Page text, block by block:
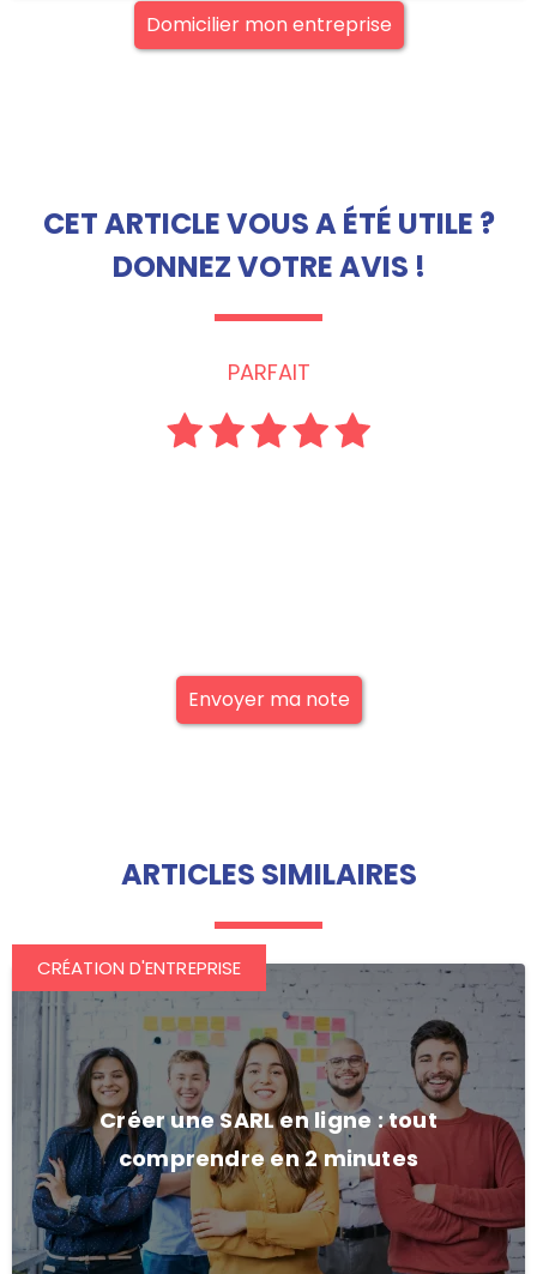
Domicilier mon entreprise
CET ARTICLE VOUS A ÉTÉ UTILE ?
DONNEZ VOTRE AVIS !
PARFAIT
Envoyer ma note
ARTICLES SIMILAIRES
Créer une SARL en ligne : tout
comprendre en 2 minutes
CRÉATION D'ENTREPRISE